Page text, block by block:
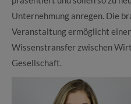
Unternehmung anregen. Die
Veranstaltung ermöglicht
Wissenstransfer zwischen
Gesellschaft.